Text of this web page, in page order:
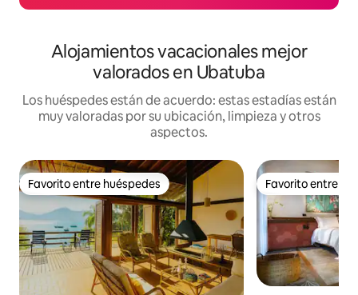
Alojamientos vacacionales mejor
valorados en Ubatuba
Los huéspedes están de acuerdo: estas estadías están
muy valoradas por su ubicación, limpieza y otros
aspectos.
Favorito entre huéspedes
Favorito entre huéspedes Favorito entre
Favorito entre